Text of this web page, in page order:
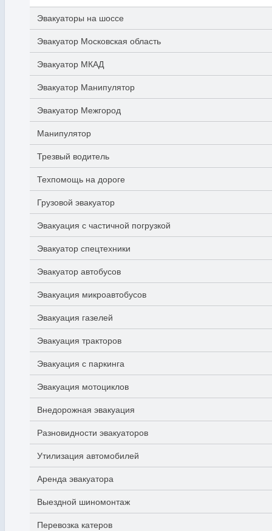
Эвакуаторы на шоссе
Эвакуатор Московская область
Эвакуатор МКАД
Эвакуатор Манипулятор
Эвакуатор Межгород
Манипулятор
Трезвый водитель
Техпомощь на дороге
Грузовой эвакуатор
Эвакуация с частичной погрузкой
Эвакуатор спецтехники
Эвакуатор автобусов
Эвакуация микроавтобусов
Эвакуация газелей
Эвакуация тракторов
Эвакуация с паркинга
Эвакуация мотоциклов
Внедорожная эвакуация
Разновидности эвакуаторов
Утилизация автомобилей
Аренда эвакуатора
Выездной шиномонтаж
Перевозка катеров